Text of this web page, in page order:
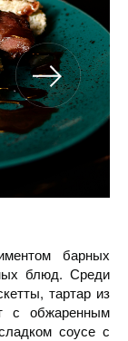
барных
блюд. Среди
тартар из
с обжаренным
соусе с